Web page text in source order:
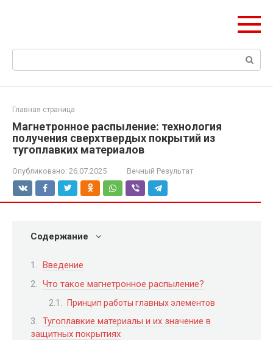
Поиск:
Главная страница
Магнетронное распыление: технология
получения сверхтвердых покрытий из
тугоплавких материалов
Опубликовано: 26.07.2025 Вечный Результат
Содержание
Введение
Что такое магнетронное распыление?
Принцип работы главных элементов
Тугоплавкие материалы и их значение в
защитных покрытиях